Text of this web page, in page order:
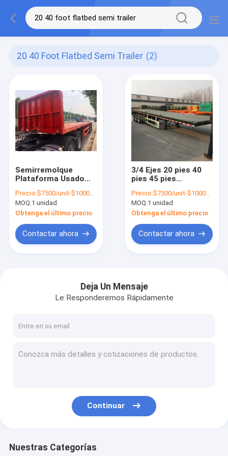
20 40 Foot Flatbed Semi Trailer (2)
Semirremolque
Plataforma Usado
Contenedores,
Semirremolque
Plataforma de 20 y
40 Pies
Precio:$7500/unit-$10000/unit
MOQ:1 unidad
Obtenga el último precio
Contactar ahora
3/4 Ejes 20 pies 40
pies 45 pies
usados de cama
plana
Precio:$7500/unit-$10000/unit
MOQ:1 unidad
Obtenga el último precio
Contactar ahora
Deja Un Mensaje
Le Responderemos Rápidamente
Continuar
Nuestras Categorías